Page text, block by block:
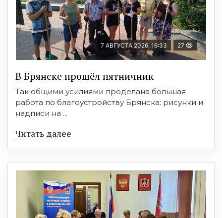
7 АВГУСТА 2026, 16:33 27
В Брянске прошёл пятничник
Так общими усилиями проделана большая
работа по благоустройству Брянска: рисунки и
надписи на ...
Читать далее